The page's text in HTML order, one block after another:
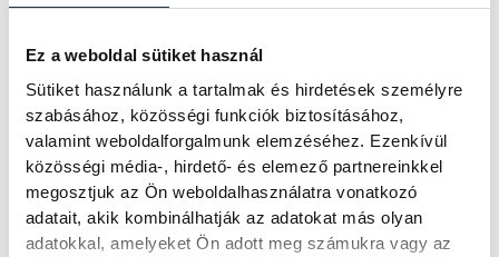
Ez a weboldal sütiket használ
Sütiket használunk a tartalmak és hirdetések személyre
szabásához, közösségi funkciók biztosításához,
valamint weboldalforgalmunk elemzéséhez. Ezenkívül
közösségi média-, hirdető- és elemező partnereinkkel
megosztjuk az Ön weboldalhasználatra vonatkozó
adatait, akik kombinálhatják az adatokat más olyan
adatokkal, amelyeket Ön adott meg számukra vagy az
(hevesihir.hu – Hegedűs Gergely)
PR cikk